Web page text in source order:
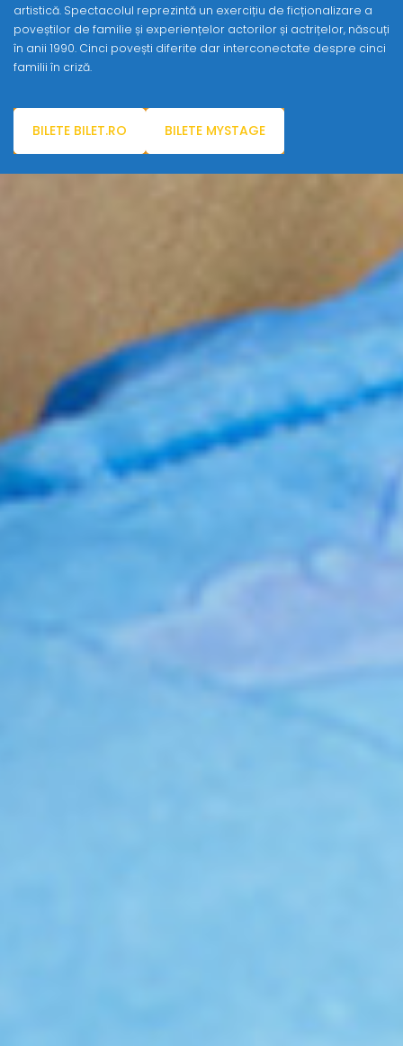
artistică. Spectacolul reprezintă un exercițiu de ficționalizare a
poveștilor de familie și experiențelor actorilor și actrițelor, născuți
în anii 1990. Cinci povești diferite dar interconectate despre cinci
familii în criză.
BILETE BILET.RO BILETE MYSTAGE